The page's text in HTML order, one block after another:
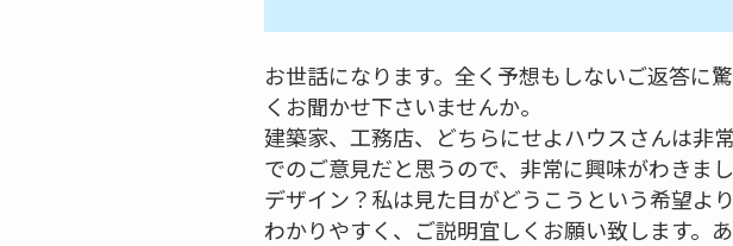
お世話になります。全く予想もしないご返答に
くお聞かせ下さいませんか。
建築家、工務店、どちらにせよハウスさんは非
でのご意見だと思うので、非常に興味がわきまし
デザイン？私は見た目がどうこうという希望よ
わかりやすく、ご説明宜しくお願い致します。